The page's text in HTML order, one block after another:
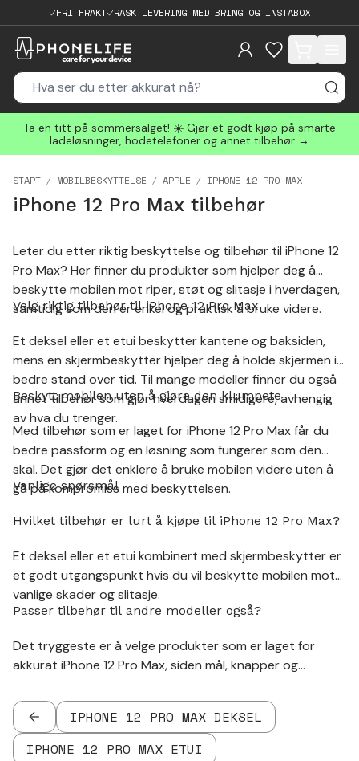
FRI FRAKT RASK LEVERING MED BRING OG INSTABOX
items in cart,
Ta en titt på sommersalget! ☀️ Gjør et godt kjøp på smarte
ladeløsninger, hodetelefoner og annet tilbehør →
START MOBILBESKYTTELSE APPLE IPHONE 12 PRO MAX
iPhone 12 Pro Max tilbehør
Leter du etter riktig beskyttelse og tilbehør til iPhone 12
Pro Max? Her finner du produkter som hjelper deg å
beskytte mobilen mot riper, støt og slitasje i hverdagen,
samtidig som den er enkel og praktisk å bruke videre.
Velg riktig tilbehør til iPhone 12 Pro Max
Et deksel eller et etui beskytter kantene og baksiden,
mens en skjermbeskytter hjelper deg å holde skjermen i
bedre stand over tid. Til mange modeller finner du også
annet tilbehør som gjør hverdagen smidigere, avhengig
av hva du trenger.
Beskytt mobilen uten å gjøre den klumpete
Med tilbehør som er laget for iPhone 12 Pro Max får du
bedre passform og en løsning som fungerer som den
skal. Det gjør det enklere å bruke mobilen videre uten å
gå på kompromiss med beskyttelsen.
Vanlige spørsmål
Hvilket tilbehør er lurt å kjøpe til iPhone 12 Pro Max?
Et deksel eller et etui kombinert med skjermbeskytter er
et godt utgangspunkt hvis du vil beskytte mobilen mot
vanlige skader og slitasje.
Passer tilbehør til andre modeller også?
Det tryggeste er å velge produkter som er laget for
akkurat iPhone 12 Pro Max, siden mål, knapper og
TILBAKEIPHONE 12 PRO MAX DEKSEL
IPHONE 12 PRO MAX ETUI